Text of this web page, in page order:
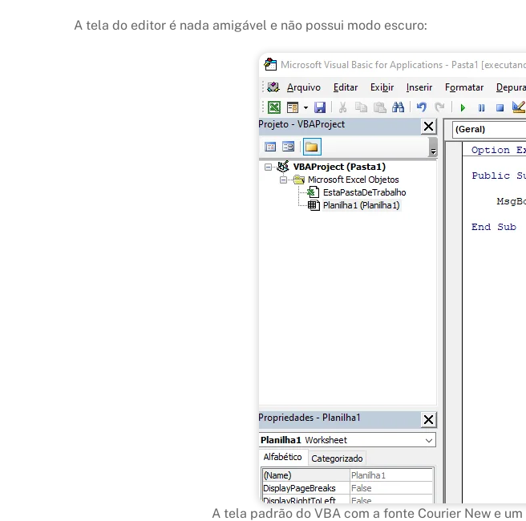
A tela do editor é nada amigável e não possui modo escuro:
A tela padrão do VBA com a fonte Courier New e